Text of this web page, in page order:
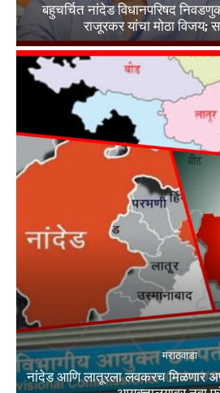
बहुचर्चित नांदेड विधानपरिषद
राजूरकर यांचा मोठा विजय;
मराठवाडा
नांदेड आणि लातूरला लवकरच मिळणार